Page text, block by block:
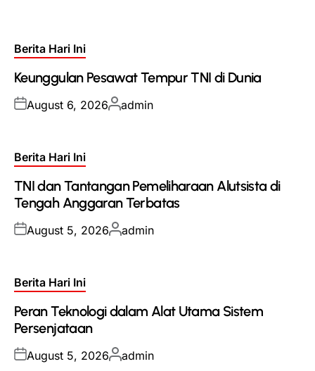
Posted
Berita Hari Ini
Keunggulan Pesawat Tempur TNI di Dunia
Posted
August 6, 2026Posted
admin
Posted
Berita Hari Ini
TNI dan Tantangan Pemeliharaan Alutsista di
Tengah Anggaran Terbatas
Posted
August 5, 2026Posted
admin
Posted
Berita Hari Ini
Peran Teknologi dalam Alat Utama Sistem
Persenjataan
Posted
August 5, 2026Posted
admin